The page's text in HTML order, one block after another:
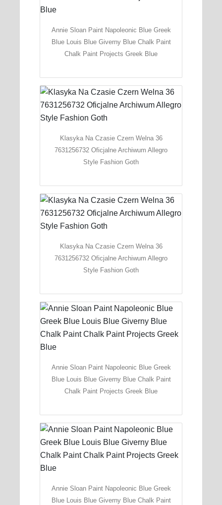
Annie Sloan Paint Napoleonic Blue Greek
Blue Louis Blue Giverny Blue Chalk Paint
Chalk Paint Projects Greek Blue
Klasyka Na Czasie Czern Welna 36
7631256732 Oficjalne Archiwum Allegro
Style Fashion Goth
Klasyka Na Czasie Czern Welna 36
7631256732 Oficjalne Archiwum Allegro
Style Fashion Goth
Annie Sloan Paint Napoleonic Blue Greek
Blue Louis Blue Giverny Blue Chalk Paint
Chalk Paint Projects Greek Blue
Annie Sloan Paint Napoleonic Blue Greek
Blue Louis Blue Giverny Blue Chalk Paint